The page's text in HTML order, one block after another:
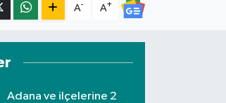
A- A+
Adana ve ilçelerine 2